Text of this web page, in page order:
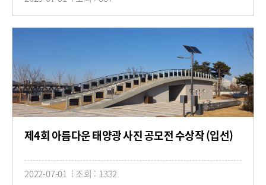
제4회 아름다운 태양광 사진 공모전 수상작 (입선)
2022-07-01 조회 : 1332